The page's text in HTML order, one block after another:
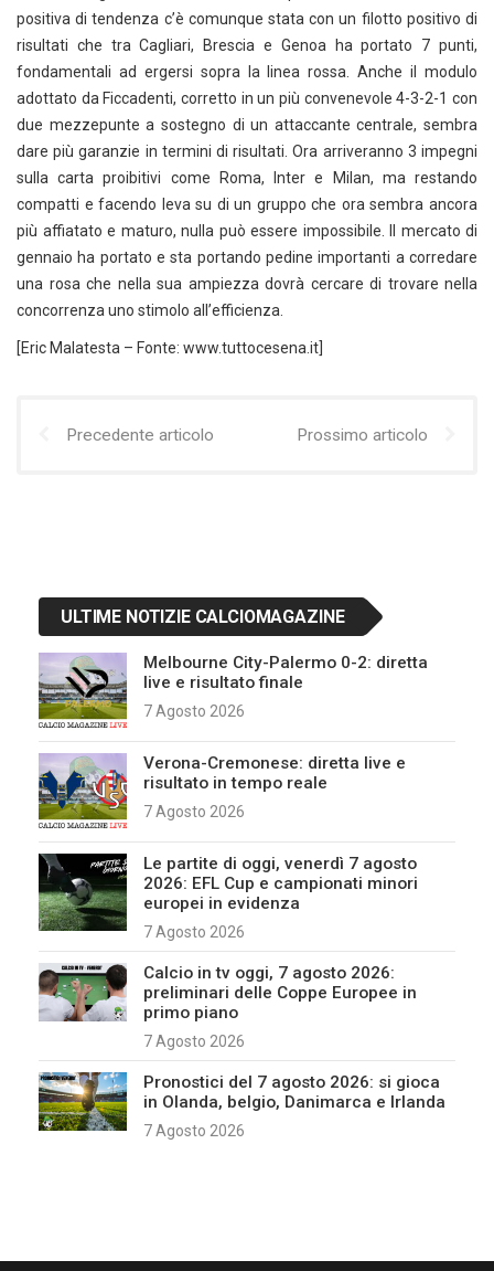
positiva di tendenza c’è comunque stata con un filotto positivo di
risultati che tra Cagliari, Brescia e Genoa ha portato 7 punti,
fondamentali ad ergersi sopra la linea rossa. Anche il modulo
adottato da Ficcadenti, corretto in un più convenevole 4-3-2-1 con
due mezzepunte a sostegno di un attaccante centrale, sembra
dare più garanzie in termini di risultati. Ora arriveranno 3 impegni
sulla carta proibitivi come Roma, Inter e Milan, ma restando
compatti e facendo leva su di un gruppo che ora sembra ancora
più affiatato e maturo, nulla può essere impossibile. Il mercato di
gennaio ha portato e sta portando pedine importanti a corredare
una rosa che nella sua ampiezza dovrà cercare di trovare nella
concorrenza uno stimolo all’efficienza.
[Eric Malatesta – Fonte: www.tuttocesena.it]
Precedente articolo Prossimo articolo
ULTIME NOTIZIE CALCIOMAGAZINE
Melbourne City-Palermo 0-2: diretta
live e risultato finale
7 Agosto 2026
Verona-Cremonese: diretta live e
risultato in tempo reale
7 Agosto 2026
Le partite di oggi, venerdì 7 agosto
2026: EFL Cup e campionati minori
europei in evidenza
7 Agosto 2026
Calcio in tv oggi, 7 agosto 2026:
preliminari delle Coppe Europee in
primo piano
7 Agosto 2026
Pronostici del 7 agosto 2026: si gioca
in Olanda, belgio, Danimarca e Irlanda
7 Agosto 2026